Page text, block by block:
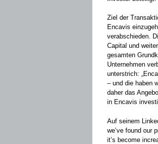
Ziel der
Encavis
verabschieden.
Capital und
gesamten
Unternehmen
unterstrich:
– und die haben
daher das
in Encavis
Auf seinem
we’ve found our
it’s become